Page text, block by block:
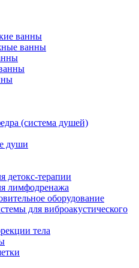
ванны
ванны
(система душей)
души
детокс-терапии
лимфодренажа
оборудование
для виброакустического
тела